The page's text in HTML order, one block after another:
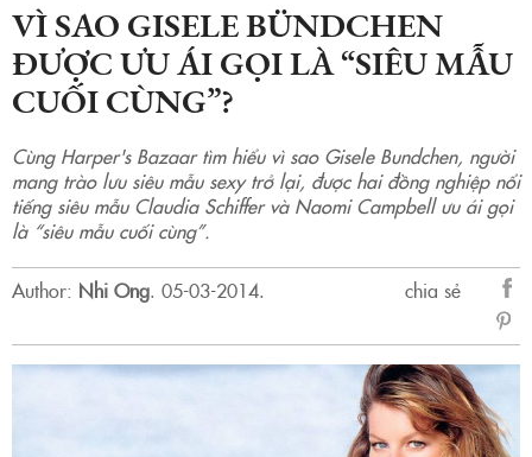
VÌ SAO GISELE BÜNDCHEN
ĐƯỢC ƯU ÁI GỌI LÀ “SIÊU MẪU
CUỐI CÙNG”?
Cùng Harper's Bazaar tìm hiểu vì sao Gisele Bundchen, người
mang trào lưu siêu mẫu sexy trở lại, được hai đồng nghiệp nổi
tiếng siêu mẫu Claudia Schiffer và Naomi Campbell ưu ái gọi
là “siêu mẫu cuối cùng”.
Author: Nhi Ong. 05-03-2014.
chia sẻ
sẻ